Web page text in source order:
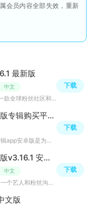
会员内容全部失效，重新
最新版
中文
WeverseAPP官方版中文版是一款全球粉丝社区和娱乐平台的应用软件。它提供了一个集中化的平台，让粉丝们能够
下载
Weverse Albums最新版专辑购买平台v1.18.5 官方版
WeverseAlbums防弹少年团专辑app安卓版是为防弹少年团粉丝群体打造的一款手机应用，下载安装这款软件后，你
下载
weverse官方下载安卓版v3.16.1 安卓版
中文
Weverse最新版安装包2026是一个艺人和粉丝沟通的渠道软件，进入应用后，可以看到界面非常简单，类似于Insta
下载
文版